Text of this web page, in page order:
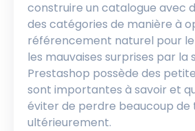
construire un catalogue avec
des catégories de manière à
référencement naturel pour
les mauvaises surprises par la
Prestashop possède des
sont importantes à savoir et
éviter de perdre beaucoup de
ultérieurement.